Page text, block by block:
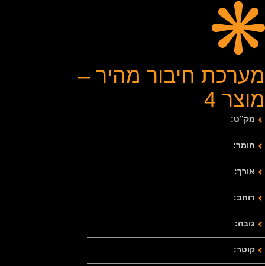
מערכת חיבור מהיר –
מוצר 4
מק”ט:
חומר:
אורך:
רוחב:
גובה:
קוטר: